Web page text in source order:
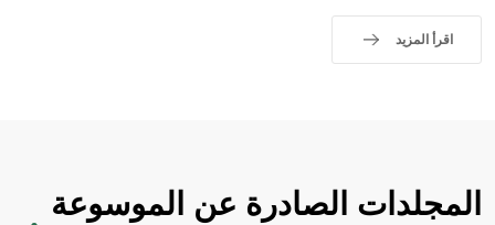
اقرأ المزيد
المجلدات الصادرة عن الموسوعة